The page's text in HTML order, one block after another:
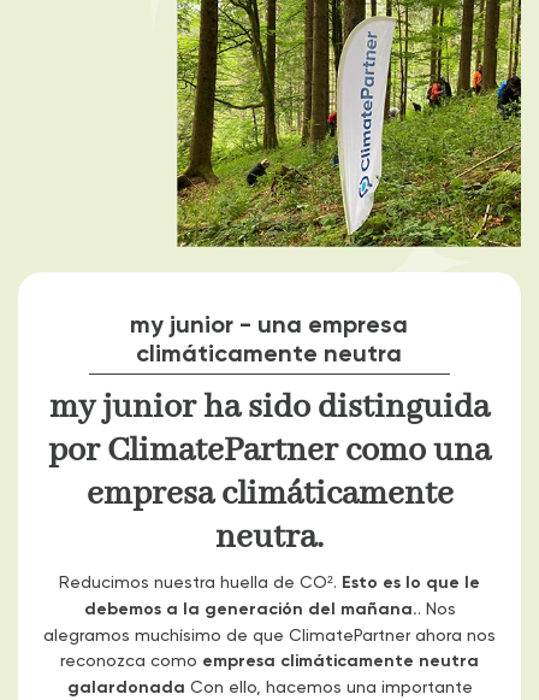
my junior - una empresa
climáticamente neutra
my junior ha sido distinguida
por ClimatePartner como una
empresa climáticamente
neutra.
Reducimos nuestra huella de CO². Esto es lo que le
debemos a la generación del mañana.. Nos
alegramos muchísimo de que ClimatePartner ahora nos
reconozca como empresa climáticamente neutra
galardonada Con ello, hacemos una importante